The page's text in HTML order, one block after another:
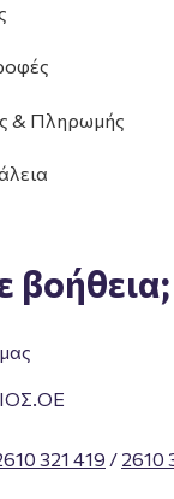
& Πληρωμής
βοήθεια;
321 419 / 2610